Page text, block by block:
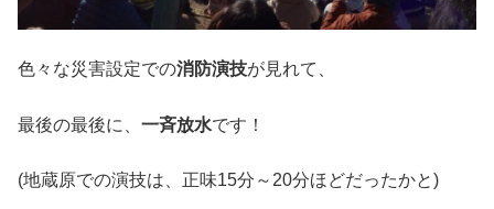
色々な災害設定での消防演技が見れて、
最後の最後に、 一斉放水です！
(地蔵原での演技は、正味15分～20分ほどだったかと)